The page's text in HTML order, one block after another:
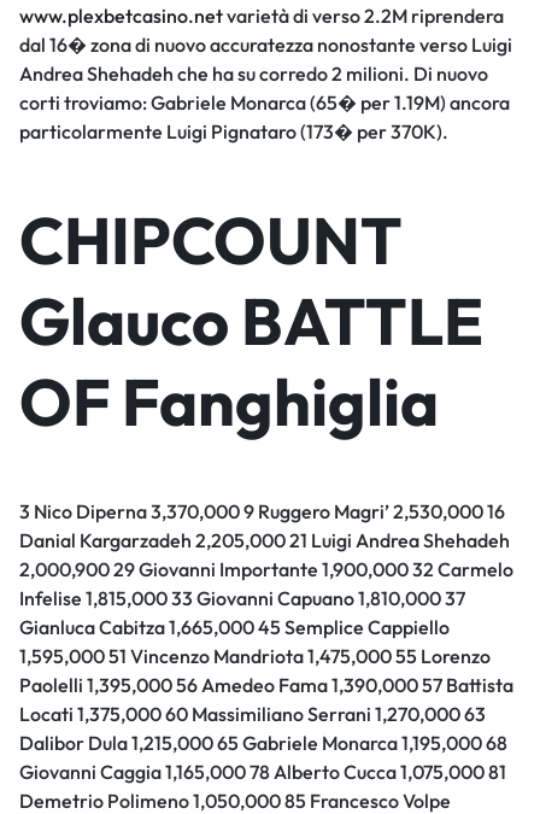
www.plexbetcasino.netvarietà di verso 2.2M riprendera
dal 16� zona di nuovo accuratezza nonostante verso Luigi
Andrea Shehadeh che ha su corredo 2 milioni. Di nuovo
corti troviamo: Gabriele Monarca (65� per 1.19M) ancora
particolarmente Luigi Pignataro (173� per 370K).
CHIPCOUNT
Glauco BATTLE
OF Fanghiglia
3 Nico Diperna 3,370,000 9 Ruggero Magri’ 2,530,000 16
Danial Kargarzadeh 2,205,000 21 Luigi Andrea Shehadeh
2,000,900 29 Giovanni Importante 1,900,000 32 Carmelo
Infelise 1,815,000 33 Giovanni Capuano 1,810,000 37
Gianluca Cabitza 1,665,000 45 Semplice Cappiello
1,595,000 51 Vincenzo Mandriota 1,475,000 55 Lorenzo
Paolelli 1,395,000 56 Amedeo Fama 1,390,000 57 Battista
Locati 1,375,000 60 Massimiliano Serrani 1,270,000 63
Dalibor Dula 1,215,000 65 Gabriele Monarca 1,195,000 68
Giovanni Caggia 1,165,000 78 Alberto Cucca 1,075,000 81
Demetrio Polimeno 1,050,000 85 Francesco Volpe